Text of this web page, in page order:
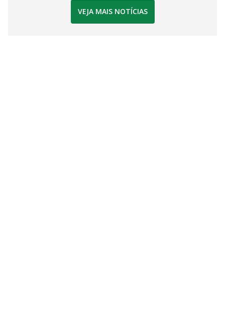
VEJA MAIS NOTÍCIAS